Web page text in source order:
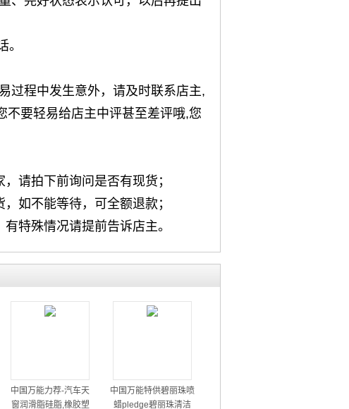
过程中发生意外，请及时联系店主,
不要轻易给店主中评甚至差评哦,您
请拍下前询问是否有现货；
如不能等待，可全额退款；
特殊情况请提前告诉店主。
中国万能力荐-汽车天
窗润滑脂硅脂,橡胶塑
中国万能特供碧丽珠喷
蜡pledge碧丽珠清洁